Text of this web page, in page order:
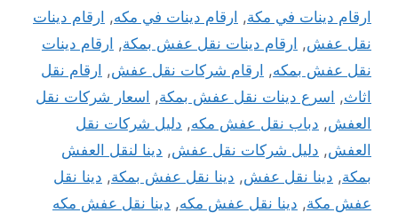
ارقام دينات في مكة, ارقام دينات في مكه, ارقام دينات
نقل عفش, ارقام دينات نقل عفش بمكة, ارقام دينات
نقل عفش بمكه, ارقام شركات نقل عفش, ارقام نقل
اثاث, اسرع دينات نقل عفش بمكة, اسعار شركات نقل
العفش, دباب نقل عفش مكه, دليل شركات نقل
العفش, دليل شركات نقل عفش, دينا لنقل العفش
بمكة, دينا نقل عفش, دينا نقل عفش بمكة, دينا نقل
عفش مكة, دينا نقل عفش مكه, دينا نقل عفش مكه